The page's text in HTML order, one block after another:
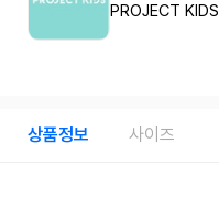
PROJECT KIDS
상품정보 사이즈